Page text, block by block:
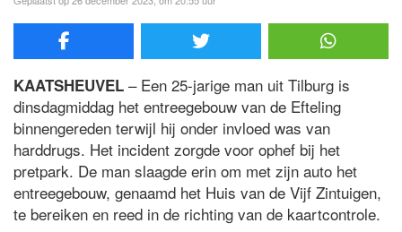
KAATSHEUVEL – Een 25-jarige man uit Tilburg is
dinsdagmiddag het entreegebouw van de Efteling
binnengereden terwijl hij onder invloed was van
harddrugs. Het incident zorgde voor ophef bij het
pretpark. De man slaagde erin om met zijn auto het
entreegebouw, genaamd het Huis van de Vijf Zintuigen,
te bereiken en reed in de richting van de kaartcontrole.